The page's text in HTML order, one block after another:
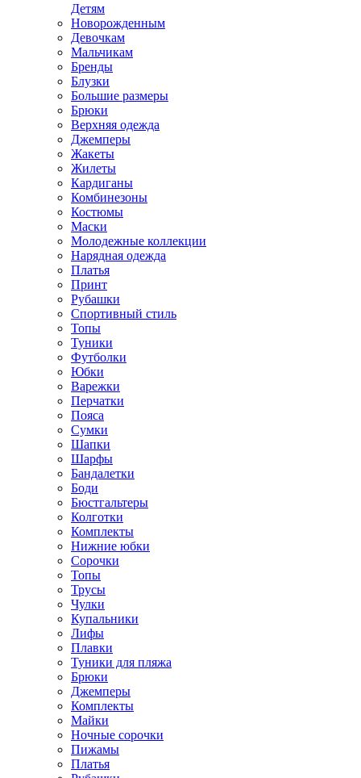
Детям
Новорожденным
Девочкам
Мальчикам
Бренды
Блузки
Большие размеры
Брюки
Верхняя одежда
Джемперы
Жакеты
Жилеты
Кардиганы
Комбинезоны
Костюмы
Маски
Молодежные коллекции
Нарядная одежда
Платья
Принт
Рубашки
Спортивный стиль
Топы
Туники
Футболки
Юбки
Варежки
Перчатки
Пояса
Сумки
Шапки
Шарфы
Бандалетки
Боди
Бюстгальтеры
Колготки
Комплекты
Нижние юбки
Сорочки
Топы
Трусы
Чулки
Купальники
Лифы
Плавки
Туники для пляжа
Брюки
Джемперы
Комплекты
Майки
Ночные сорочки
Пижамы
Платья